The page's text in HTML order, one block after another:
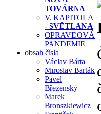
TOVÁRNA
V. KAPITOLA
- SVĚTLANA
OPRAVDOVÁ
PANDEMIE
obsah čísla
Václav Bárta
Miroslav Barták
Pavel
Březenský
Marek
Bronszkiewicz